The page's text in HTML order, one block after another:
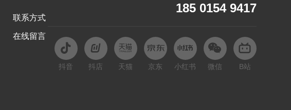
联系方式
在线留言
185 0154 9417
抖音 抖店 天猫 京东 小红书 微信 B站